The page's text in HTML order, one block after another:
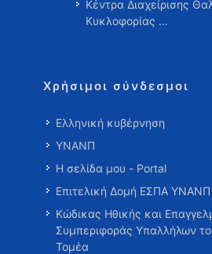
Κέντρα Διαχείρισης
Κυκλοφορίας …
Χρήσιμοι σύνδεσμοι
Ελληνική κυβέρνηση
ΥΝΑΝΠ
Η σελίδα μου - Portal
Επιτελική Δομή ΕΣΠΑ ΥΝΑΝΠ
Κώδικας Ηθικής και
Συμπεριφοράς Υπαλλήλων
Τομέα